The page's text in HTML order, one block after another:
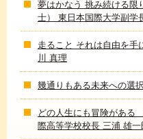
夢はかなう 挑み続ける
士） 東日本国際大学副学
走ること それは自由を
川 真理
幾通りもある未来への選
どの人生にも冒険がある
際高等学校校長 三浦 雄一